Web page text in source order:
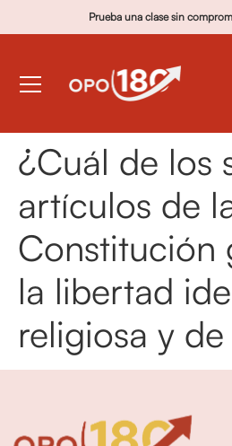
Prueba una clase sin
¿Cuál de los
artículos de
Constitución
la libertad
religiosa y